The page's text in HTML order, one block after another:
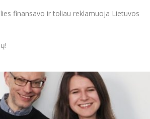
LAB
mokslo renginiai
centras
politika
ir individualieji poreikiai
rengimas
valdymo centras
naujiems darbuotojams
Moodle (studijų vykdymui)
Moodle (kompetencijų tobulinimui)
tvarkaraštis
finansavo ir toliau reklamuoja Lietuvos